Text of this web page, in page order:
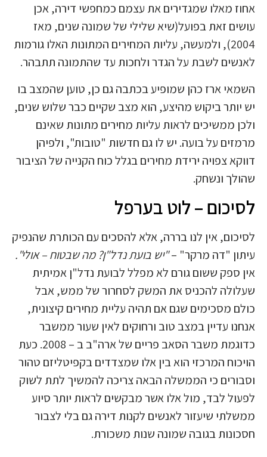
אחוז מאלו שמגדירים את עצמם כמחפשי דירה, אכן
עושים זאת בפועל(שיא שלילי של שמונה שנים, מאז
2004), ולמעשה, עליות המחירים המתונות האלו גורמות
לאנשים לשבת על הגדר ולחכות עד שהתמונה תתבהר.
השמאי ארז כהן שמופיע בכתבה גם כן, טוען שהמצב בו
יש יותר ביקוש מהיצע, הוא מצב שקיים כבר שלוש שנים,
ולכן ממשיכים לראות עליות מחירים מתונות שאינם
מרמזים על בועה. יש לו גם חדשות "טובות", ולפיהן
דווקא צפויה ירידת מחירים בגלל כוח הקנייה של הציבור
שהולך ונשחק.
לסיכום – לוט בערפל
לסיכום, אין לנו בררה, אלא להסכים עם הכותרת שהנפיק
עיתון "דה מרקר" – "יש בועת נדל"ן? מה שבטוח – אולי".
אין ספק ששום גורם לא מפלל לבועת נדל"ן אמיתית
שעלולה להכניס את המשק לסחרור של ממש, אבל
כולם מסכימים שגם אם תהיה עליית מחירים קיצונית,
אנחנו עדיין במצב טוב ורחוקים לאין שעור ממשבר
כדוגמת משבר הסאב פריים של ארה"ב ב – 2008.
כעת
הויכוח המרכזי הוא בין אלו שמצדדים בקפיטליזם טהור
וסבורים כי הממשלה הבאה צריכה להמשיך לתת לשוק
לפעול לבד, מול אלו אשר מבקשים לראות יותר סיוע
ממשלתי שיעזור לאנשים לקנות דירה גם בלי לצבור
חסכונות בגובה שמונה שנות משכורת.